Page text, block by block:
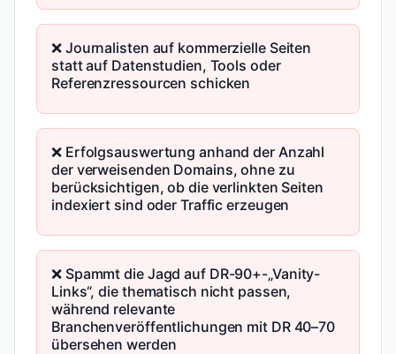
❌ Journalisten auf kommerzielle Seiten
statt auf Datenstudien, Tools oder
Referenzressourcen schicken
❌ Erfolgsauswertung anhand der Anzahl
der verweisenden Domains, ohne zu
berücksichtigen, ob die verlinkten Seiten
indexiert sind oder Traffic erzeugen
❌ Spammt die Jagd auf DR-90+-„Vanity-
Links“, die thematisch nicht passen,
während relevante
Branchenveröffentlichungen mit DR 40–70
übersehen werden